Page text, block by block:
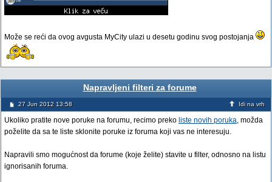
Može se reći da ovog avgusta MyCity ulazi u desetu godinu svog postojanja
Napravljeni filteri za forume
27 Jun 2012 13:58 Idi na vrh
Ukoliko pratite nove poruke na forumu, recimo preko liste novih poruka, možda
poželite da sa te liste sklonite poruke iz foruma koji vas ne interesuju.
Napravili smo mogućnost da forume (koje želite) stavite u filter, odnosno na listu
ignorisanih foruma.